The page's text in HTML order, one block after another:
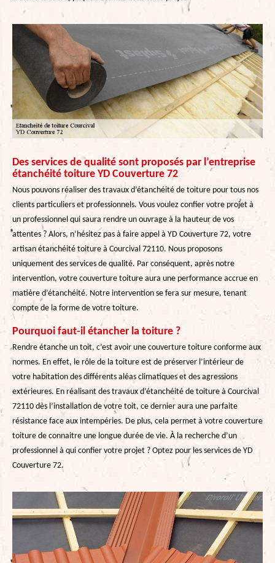
Des services de qualité sont proposés par l’entreprise
étanchéité toiture YD Couverture 72
Nous pouvons réaliser des travaux d’étanchéité de toiture pour tous nos
clients particuliers et professionnels. Vous voulez confier votre projet à
un professionnel qui saura rendre un ouvrage à la hauteur de vos
attentes ? Alors, n’hésitez pas à faire appel à YD Couverture 72, votre
artisan étanchéité toiture à Courcival 72110. Nous proposons
uniquement des services de qualité. Par conséquent, après notre
intervention, votre couverture toiture aura une performance accrue en
matière d’étanchéité. Notre intervention se fera sur mesure, tenant
compte de la forme de votre toiture.
Pourquoi faut-il étancher la toiture ?
Rendre étanche un toit, c’est avoir une couverture toiture conforme aux
normes. En effet, le rôle de la toiture est de préserver l’intérieur de
votre habitation des différents aléas climatiques et des agressions
extérieures. En réalisant des travaux d’étanchéité de toiture à Courcival
72110 dès l’installation de votre toit, ce dernier aura une parfaite
résistance face aux intempéries. De plus, cela permet à votre couverture
toiture de connaitre une longue durée de vie. À la recherche d’un
professionnel à qui confier votre projet ? Optez pour les services de YD
Couverture 72.